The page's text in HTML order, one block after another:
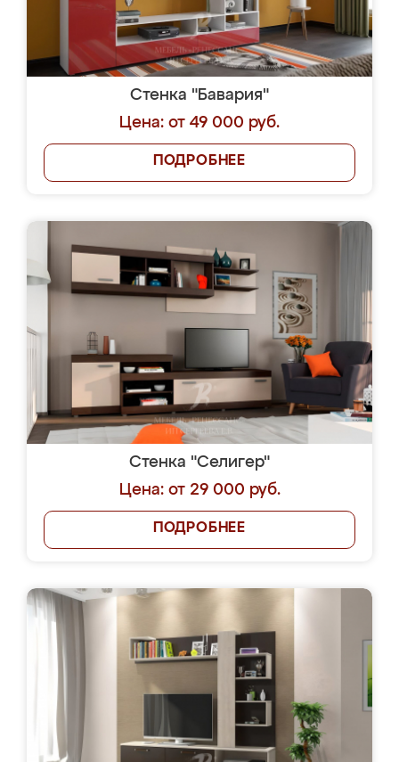
Стенка "Бавария"
Цена: от 49 000 руб.
ПОДРОБНЕЕ
Стенка "Селигер"
Цена: от 29 000 руб.
ПОДРОБНЕЕ